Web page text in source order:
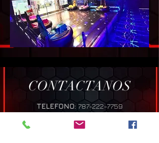
CONTACTANOS
TELEFONO: 787-222-7759
info@thezonepr.com